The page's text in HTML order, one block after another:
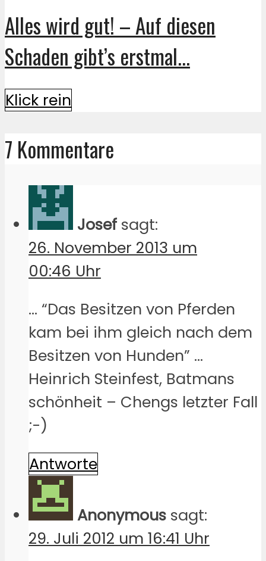
Alles wird gut! – Auf diesen
Schaden gibt’s erstmal...
Klick rein
7 Kommentare
Josef sagt:
26. November 2013 um
00:46 Uhr
… “Das Besitzen von Pferden
kam bei ihm gleich nach dem
Besitzen von Hunden” …
Heinrich Steinfest, Batmans
schönheit – Chengs letzter Fall
;-)
Antworte
Anonymous sagt:
29. Juli 2012 um 16:41 Uhr